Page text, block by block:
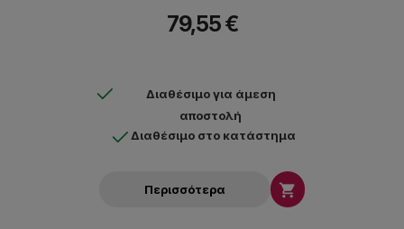
79,55 €
Διαθέσιμο για άμεση
αποστολή
Διαθέσιμο στο κατάστημα
Περισσότερα 